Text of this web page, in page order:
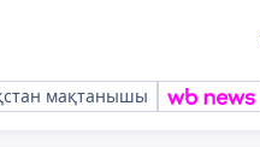
мақтанышы